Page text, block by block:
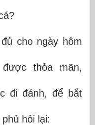
cho ngày hôm
thỏa mãn,
đi đánh, để bắt
hỏi lại: